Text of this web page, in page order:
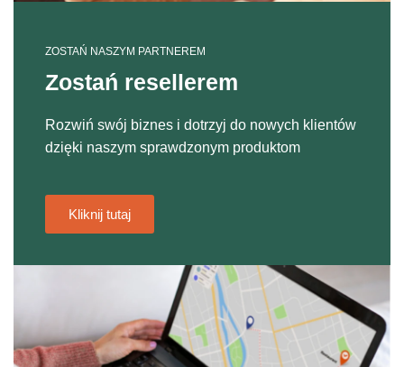
ZOSTAŃ NASZYM PARTNEREM
Zostań resellerem
Rozwiń swój biznes i dotrzyj do nowych klientów
dzięki naszym sprawdzonym produktom
Kliknij tutaj